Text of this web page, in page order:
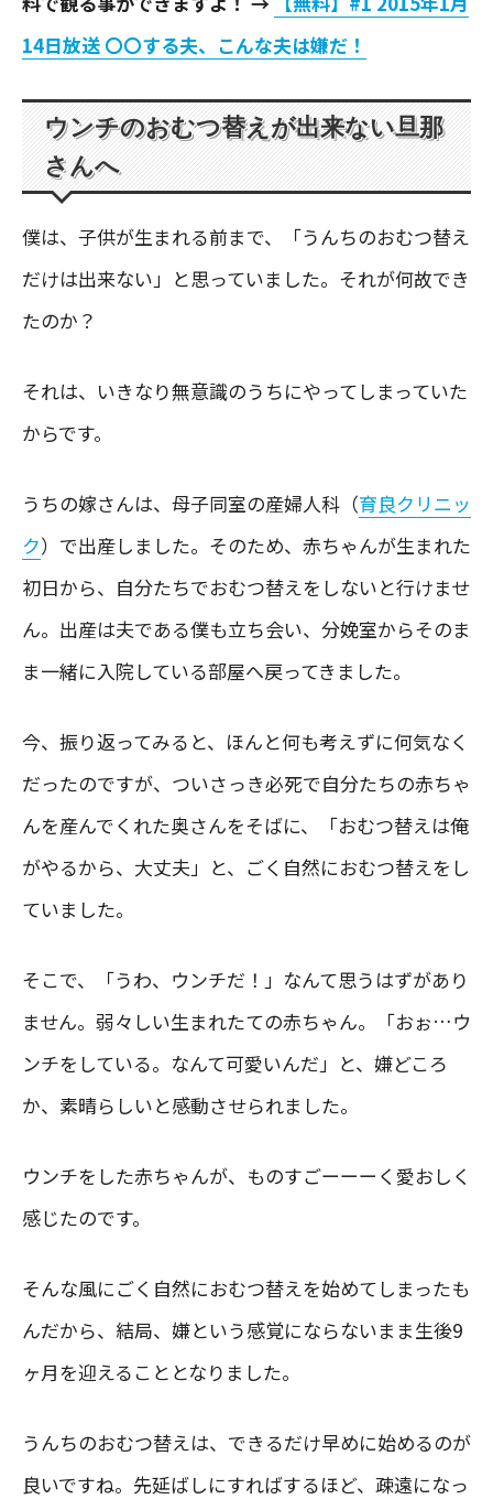
14日放送 〇〇する夫、こんな夫は嫌だ！
ウンチのおむつ替えが出来ない旦那
さんへ
僕は、子供が生まれる前まで、「うんちのおむつ替え
だけは出来ない」と思っていました。それが何故でき
たのか？
それは、いきなり無意識のうちにやってしまっていた
からです。
うちの嫁さんは、母子同室の産婦人科（育良クリニッ
ク）で出産しました。そのため、赤ちゃんが生まれた
初日から、自分たちでおむつ替えをしないと行けませ
ん。出産は夫である僕も立ち会い、分娩室からそのま
ま一緒に入院している部屋へ戻ってきました。
今、振り返ってみると、ほんと何も考えずに何気なく
だったのですが、ついさっき必死で自分たちの赤ちゃ
んを産んでくれた奥さんをそばに、「おむつ替えは俺
がやるから、大丈夫」と、ごく自然におむつ替えをし
ていました。
そこで、「うわ、ウンチだ！」なんて思うはずがあり
ません。弱々しい生まれたての赤ちゃん。「おぉ…ウ
ンチをしている。なんて可愛いんだ」と、嫌どころ
か、素晴らしいと感動させられました。
ウンチをした赤ちゃんが、ものすごーーーく愛おしく
感じたのです。
そんな風にごく自然におむつ替えを始めてしまったも
んだから、結局、嫌という感覚にならないまま生後9
ヶ月を迎えることとなりました。
うんちのおむつ替えは、できるだけ早めに始めるのが
良いですね。先延ばしにすればするほど、疎遠になっ